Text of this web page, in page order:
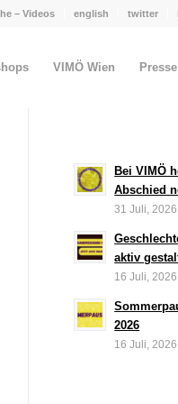
– Videos english twitter
VIMÖ Wien Presse
Bei VIMÖ
Abschied
31 Juli,
aktiv
16 Juli,
2026
16 Juli,